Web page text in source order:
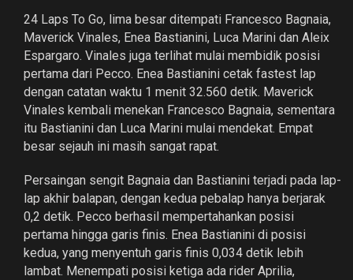
24 Laps To Go, lima besar ditempati Francesco Bagnaia,
Maverick Vinales, Enea Bastianini, Luca Marini dan Aleix
Espargaro. Vinales juga terlihat mulai membidik posisi
pertama dari Pecco. Enea Bastianini cetak fastest lap
dengan catatan waktu 1 menit 32.560 detik. Maverick
Vinales kembali menekan Francesco Bagnaia, sementara
itu Bastianini dan Luca Marini mulai mendekat. Empat
besar sejauh ini masih sangat rapat.
Persaingan sengit Bagnaia dan Bastianini terjadi pada lap-
lap akhir balapan, dengan kedua pebalap hanya berjarak
0,2 detik. Pecco berhasil mempertahankan posisi
pertama hingga garis finis. Enea Bastianini di posisi
kedua, yang menyentuh garis finis 0,034 detik lebih
lambat. Menempati posisi ketiga ada rider Aprilia,